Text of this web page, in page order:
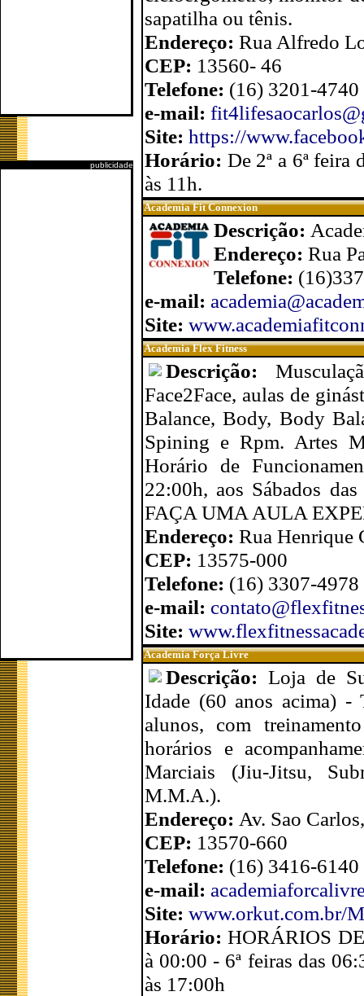
publicidade
sapatilha ou tênis.
Endereço: Rua Alfredo
CEP: 13560- 46
Telefone: (16) 3201-4740
e-mail:
Site: https://
Horário: De 2ª a 6ª feira
às 11h.
Academia Fit Connexion
Descrição:
Endereço: Rua
Telefone:
e-mail:
Site:
Academia Flex Fitness
Descrição:
Face2Face, aulas de
Balance, Body, Body
Spining e Rpm. Artes
Horário de
22:00h, aos Sábados
FAÇA UMA AULA
Endereço: Rua Henrique
CEP: 13575-000
Telefone: (16) 3307-4978
e-mail:
Site:
Academia Força Livre
Descrição: Loja de
Idade (60 anos acima) -
alunos, com
horários e
Marciais (Jiu-Jitsu,
M.M.A.).
Endereço: Av. Sao
CEP: 13570-660
Telefone: (16) 3416-6140
e-mail:
Site: www.orkut.com.br/
Horário:HORÁRIOS
à 00:00 - 6ª feiras das
às 17:00h